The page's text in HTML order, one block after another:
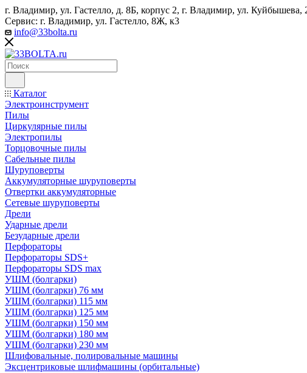
г. Владимир, ул. Гастелло, д. 8Б, корпус 2, г. Владимир, ул.
Сервис: г. Владимир, ул. Гастелло, 8Ж, к3
info@33bolta.ru
Каталог
Электроинструмент
Пилы
Циркулярные пилы
Электропилы
Торцовочные пилы
Сабельные пилы
Шуруповерты
Аккумуляторные шуруповерты
Отвертки аккумуляторные
Сетевые шуруповерты
Дрели
Ударные дрели
Безударные дрели
Перфораторы
Перфораторы SDS+
Перфораторы SDS max
УШМ (болгарки)
УШМ (болгарки) 76 мм
УШМ (болгарки) 115 мм
УШМ (болгарки) 125 мм
УШМ (болгарки) 150 мм
УШМ (болгарки) 180 мм
УШМ (болгарки) 230 мм
Шлифовальные, полировальные машины
Эксцентриковые шлифмашины (орбитальные)